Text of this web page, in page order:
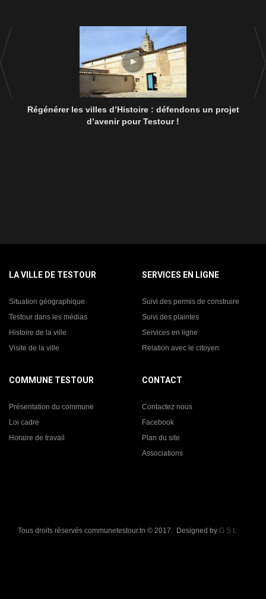
Régénérer les villes d’Histoire : défendons un projet
d’avenir pour Testour !
LA VILLE DE TESTOUR
Situation géographique
Testour dans les médias
Histoire de la ville
Visite de la ville
SERVICES EN LIGNE
Suivi des permis de construire
Suivi des plaintes
Services en ligne
Relation avec le citoyen
COMMUNE TESTOUR
Présentation du commune
Loi cadre
Horaire de travail
CONTACT
Contactez nous
Facebook
Plan du site
Associations
Tous droits réservés communetestour.tn © 2017. Designed by G S I .